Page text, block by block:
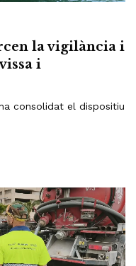
la vigilància i
i
consolidat el dispositiu